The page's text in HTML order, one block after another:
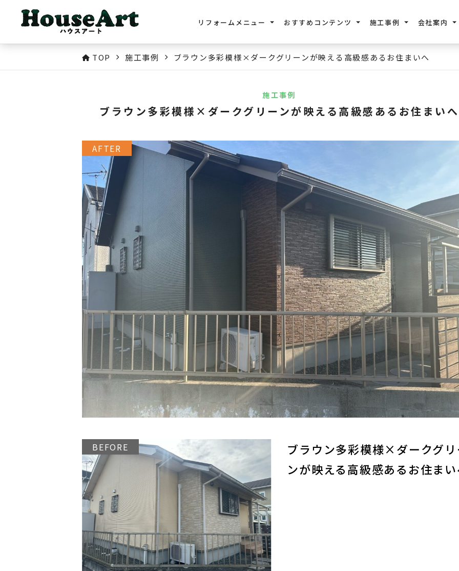
リフォームメニュー おすすめコンテンツ 施工事例 会社案内
TOP 施工事例 ブラウン多彩模様×ダークグリーンが映える高級感あるお住まいへ
施工事例
ブラウン多彩模様×ダークグリーンが映える高級感あるお住まいへ
ブラウン多彩模様×ダークグ
ンが映える高級感あるお住ま